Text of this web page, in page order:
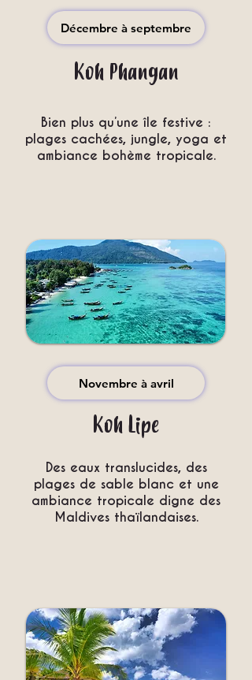
Décembre à septembre
Koh Phangan
Bien plus qu’une île festive :
plages cachées, jungle, yoga et
ambiance bohème tropicale.
Novembre à avril
Koh Lipe
Des eaux translucides, des
plages de sable blanc et une
ambiance tropicale digne des
Maldives thaïlandaises.